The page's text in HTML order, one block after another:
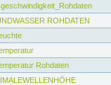
ROHDATEN
Rohdaten